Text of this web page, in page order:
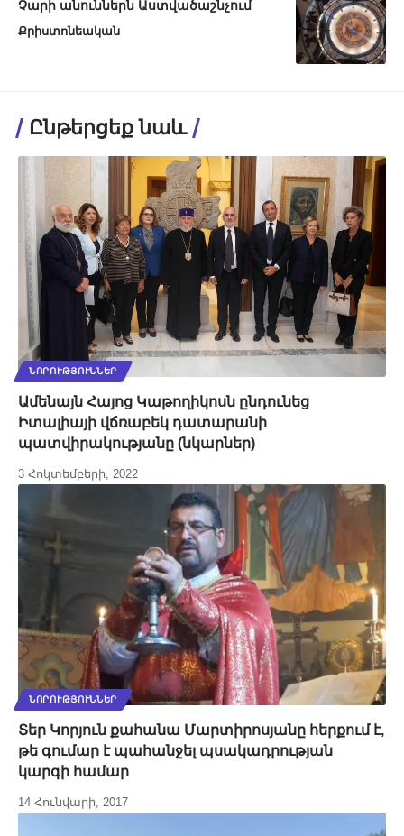
Չարի անուններն Աստվածաշնչում
Քրիստոնեական
Ընթերցեք նաև
ՆՈՐՈՒԹՅՈՒՆՆԵՐ
Ամենայն Հայոց Կաթողիկոսն ընդունեց
Իտալիայի վճռաբեկ դատարանի
պատվիրակությանը (նկարներ)
3 Հոկտեմբերի, 2022
ՆՈՐՈՒԹՅՈՒՆՆԵՐ
Տեր Կորյուն քահանա Մարտիրոսյանը հերքում է,
թե գումար է պահանջել պսակադրության
կարգի համար
14 Հունվարի, 2017